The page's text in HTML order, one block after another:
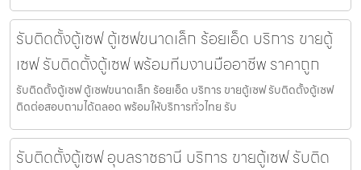
รับติดตั้งตู้เซฟ ตู้เซฟขนาดเล็ก ร้อยเอ็ด บริการ ขายตู้
เซฟ รับติดตั้งตู้เซฟ พร้อมทีมงานมืออาชีพ ราคาถูก
รับติดตั้งตู้เซฟ ตู้เซฟขนาดเล็ก ร้อยเอ็ด บริการ ขายตู้เซฟ รับติดตั้งตู้เซฟ
ติดต่อสอบถามได้ตลอด พร้อมให้บริการทั่วไทย รับ
รับติดตั้งตู้เซฟ อุบลราชธานี บริการ ขายตู้เซฟ รับติด